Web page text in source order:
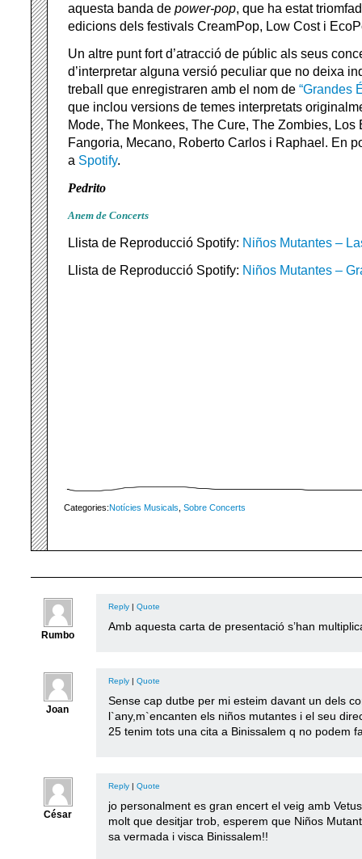
aquesta banda de power-pop, que ha estat
edicions dels festivals CreamPop, Low Cost i
Un altre punt fort d’atracció de públic als seus
d’interpretar alguna versió peculiar que no deixa
treball que enregistraren amb el nom de “Grandes
que inclou versions de temes interpretats
Mode, The Monkees, The Cure, The Zombies, Los
Fangoria, Mecano, Roberto Carlos i Raphael. En
a Spotify.
Pedrito
Anem de Concerts
Llista de Reproducció Spotify: Niños Mutantes –
Llista de Reproducció Spotify: Niños Mutantes –
Categories:Notícies Musicals Sobre Concerts
Rumbo
Reply | Quote
Amb aquesta carta de presentació s’han
Joan
Reply | Quote
Sense cap dutbe per mi esteim davant un dels
l`any,m`encanten els niños mutantes i el seu
25 tenim tots una cita a Binissalem q no podem
César
Reply | Quote
jo personalment es gran encert el veig amb
molt que desitjar trob, esperem que Niños
sa vermada i visca Binissalem!!